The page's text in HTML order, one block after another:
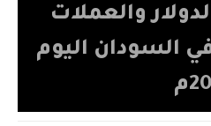
والعملات
السودان اليوم